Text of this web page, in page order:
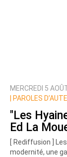
MERCREDI 5
PAROLES
"Les
Ed La
[ Rediffusion ]
modernité, une